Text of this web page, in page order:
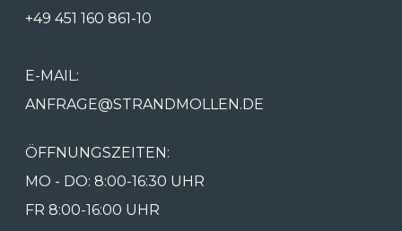
+49 451 160 861-10
E-MAIL:
ANFRAGE@STRANDMOLLEN.DE
ÖFFNUNGSZEITEN:
MO - DO: 8:00-16:30 UHR
FR 8:00-16:00 UHR